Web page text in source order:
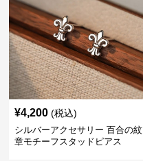
¥4,200 (税込)
シルバーアクセサリー 百合の紋
章モチーフスタッドピアス